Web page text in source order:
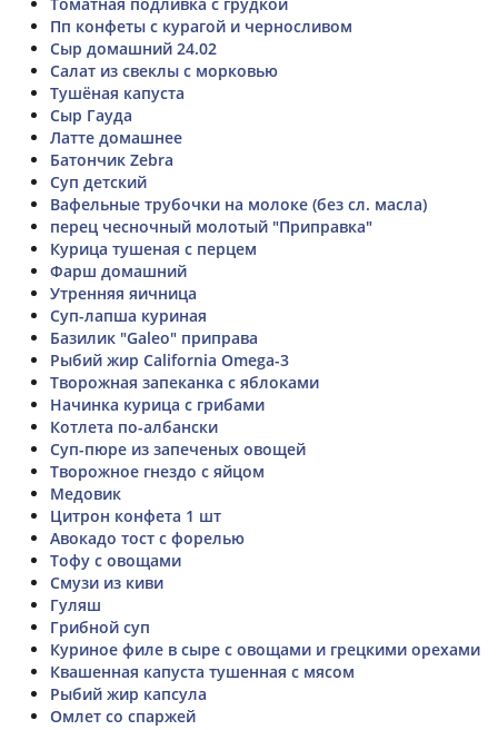
Пп конфеты с курагой и черносливом
Сыр домашний 24.02
Салат из свеклы с морковью
Тушёная капуста
Сыр Гауда
Латте домашнее
Батончик Zebra
Суп детский
Вафельные трубочки на молоке (без сл. масла)
перец чесночный молотый "Приправка"
Курица тушеная с перцем
Фарш домашний
Утренняя яичница
Суп-лапша куриная
Базилик "Galeo" приправа
Рыбий жир California Omega-3
Творожная запеканка с яблоками
Начинка курица с грибами
Котлета по-албански
Суп-пюре из запеченых овощей
Творожное гнездо с яйцом
Медовик
Цитрон конфета 1 шт
Авокадо тост с форелью
Тофу с овощами
Смузи из киви
Гуляш
Грибной суп
Куриное филе в сыре с овощами и грецкими орехами
Квашенная капуста тушенная с мясом
Рыбий жир капсула
Омлет со спаржей